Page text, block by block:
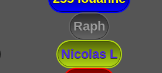
Raph
Nicolas L